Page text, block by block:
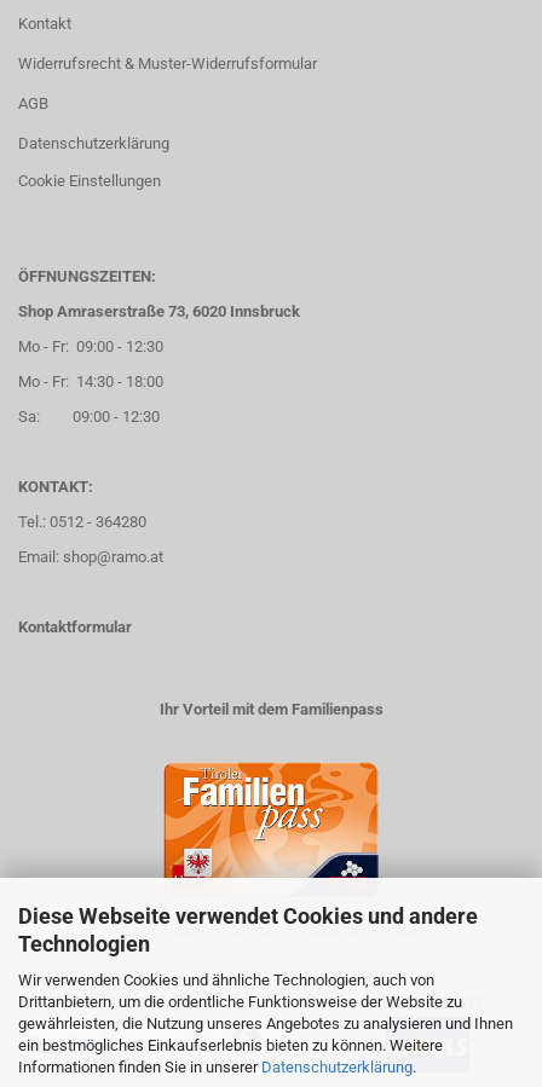
Diese Webseite verwendet Cookies und andere
Technologien
Wir verwenden Cookies und ähnliche Technologien, auch von
Drittanbietern, um die ordentliche Funktionsweise der Website zu
gewährleisten, die Nutzung unseres Angebotes zu analysieren und Ihnen
ein bestmögliches Einkaufserlebnis bieten zu können. Weitere
Informationen finden Sie in unserer Datenschutzerklärung.
Kontakt
Widerrufsrecht & Muster-Widerrufsformular
AGB
Datenschutzerklärung
Cookie Einstellungen
ÖFFNUNGSZEITEN:
Shop Amraserstraße 73, 6020 Innsbruck
Mo - Fr: 09:00 - 12:30
Mo - Fr: 14:30 - 18:00
Sa: 09:00 - 12:30
KONTAKT:
Tel.: 0512 - 364280
Email: shop@ramo.at
Kontaktformular
Ihr Vorteil mit dem Familienpass
5% auf viele im Geschäft erhältlichen Produkte
ZAHLUNGSARTEN VERSANDART: